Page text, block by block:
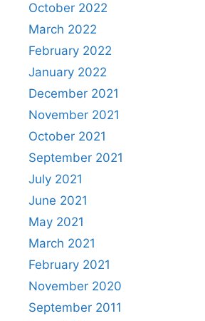
October 2022
March 2022
February 2022
January 2022
December 2021
November 2021
October 2021
September 2021
July 2021
June 2021
May 2021
March 2021
February 2021
November 2020
September 2011